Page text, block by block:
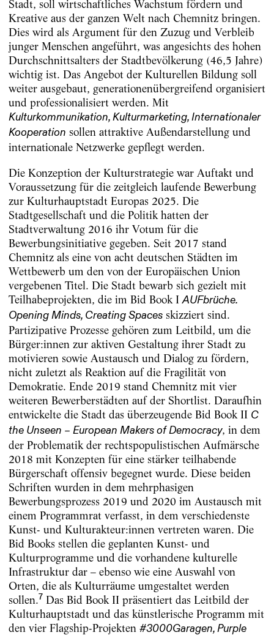
Stadt, soll wirtschaftliches Wachstum fördern und
Kreative aus der ganzen Welt nach Chemnitz bringen.
Dies wird als Argument für den Zuzug und Verbleib
junger Menschen angeführt, was angesichts des hohen
Durchschnittsalters der Stadtbevölkerung (46,5 Jahre)
wichtig ist. Das Angebot der Kulturellen Bildung soll
weiter ausgebaut, generationenübergreifend organisiert
und professionalisiert werden. Mit
Kulturkommunikation, Kulturmarketing, Internationaler
Kooperation sollen attraktive Außendarstellung und
internationale Netzwerke gepflegt werden.
Die Konzeption der Kulturstrategie war Auftakt und
Voraussetzung für die zeitgleich laufende Bewerbung
zur Kulturhauptstadt Europas 2025. Die
Stadtgesellschaft und die Politik hatten der
Stadtverwaltung 2016 ihr Votum für die
Bewerbungsinitiative gegeben. Seit 2017 stand
Chemnitz als eine von acht deutschen Städten im
Wettbewerb um den von der Europäischen Union
vergebenen Titel. Die Stadt bewarb sich gezielt mit
Teilhabeprojekten, die im Bid Book I AUFbrüche.
Opening Minds, Creating Spacesskizziert sind.
Partizipative Prozesse gehören zum Leitbild, um die
Bürger:innen zur aktiven Gestaltung ihrer Stadt zu
motivieren sowie Austausch und Dialog zu fördern,
nicht zuletzt als Reaktion auf die Fragilität von
Demokratie. Ende 2019 stand Chemnitz mit vier
weiteren Bewerberstädten auf der Shortlist. Daraufhin
entwickelte die Stadt das überzeugende Bid Book II C
the Unseen – European Makers of Democracy, in dem
der Problematik der rechtspopulistischen Aufmärsche
2018 mit Konzepten für eine stärker teilhabende
Bürgerschaft offensiv begegnet wurde. Diese beiden
Schriften wurden in dem mehrphasigen
Bewerbungsprozess 2019 und 2020 im Austausch mit
einem Programmrat verfasst, in dem verschiedenste
Kunst- und Kulturakteur:innen vertreten waren. Die
Bid Books stellen die geplanten Kunst- und
Kulturprogramme und die vorhandene kulturelle
Infrastruktur dar – ebenso wie eine Auswahl von
Orten, die als Kulturräume umgestaltet werden
sollen.7 Das Bid Book II präsentiert das Leitbild der
Kulturhauptstadt und das künstlerische Programm mit
den vier Flagship-Projekten #3000Garagen, Purple